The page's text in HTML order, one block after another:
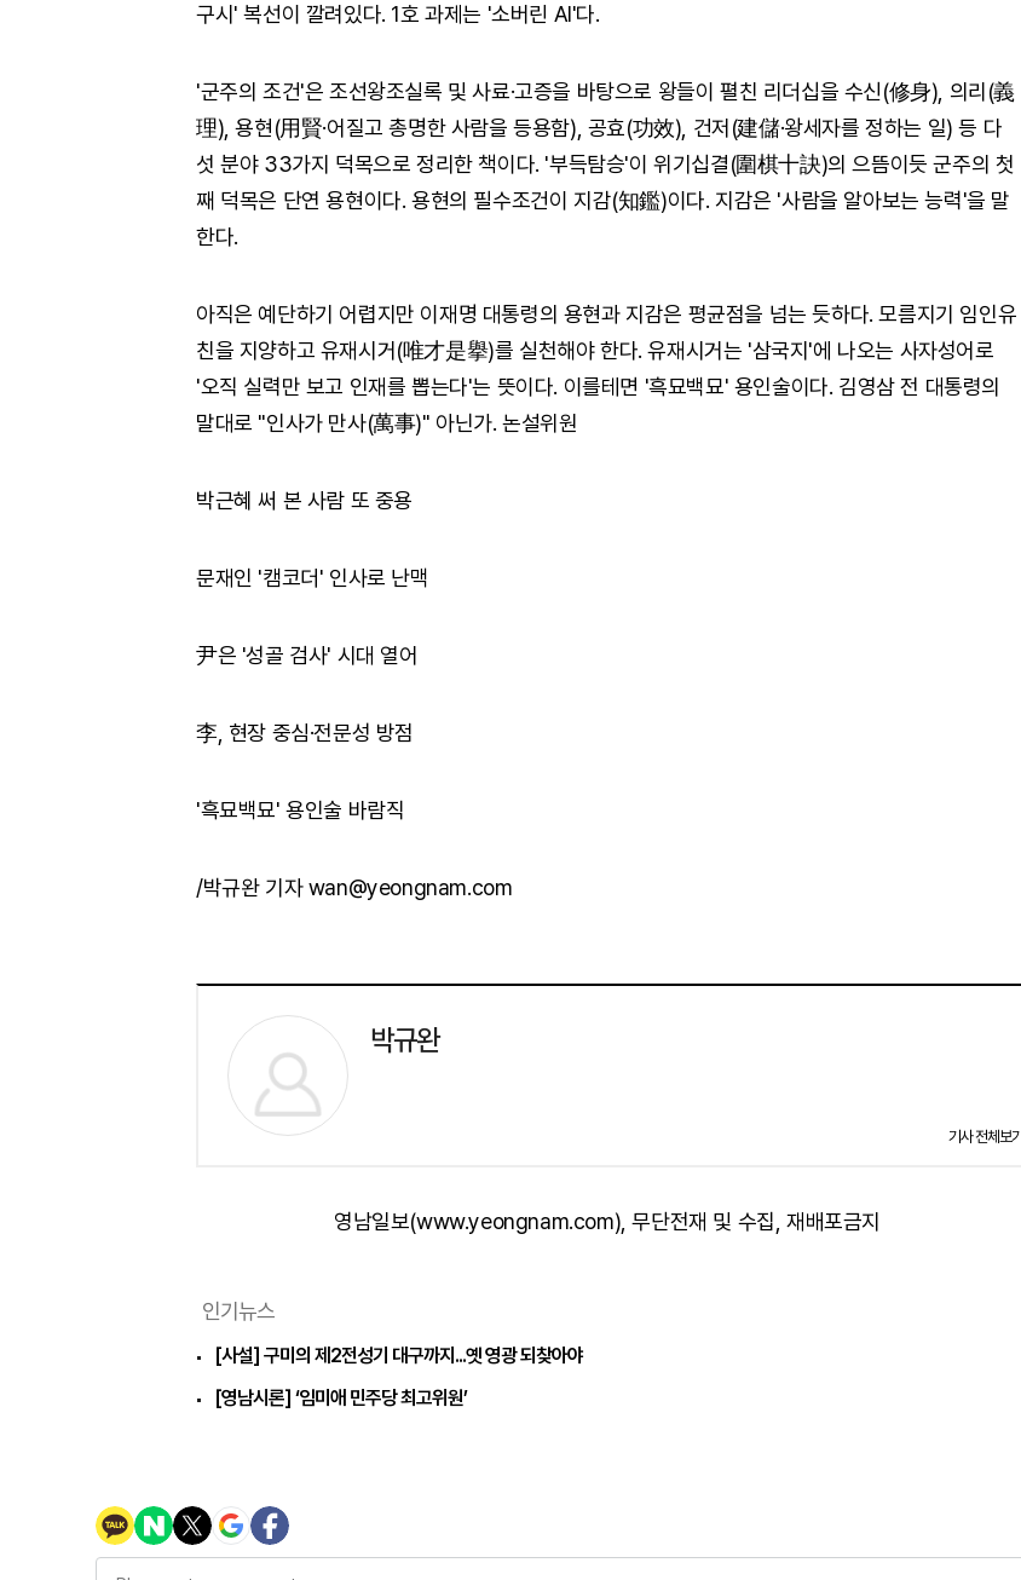
구시' 복선이 깔려있다. 1호 과제는 '소버린 AI'다.
'군주의 조건'은 조선왕조실록 및 사료·고증을 바탕으로 왕들이 펼친 리더십을 수신(修身), 의리(義
理), 용현(用賢·어질고 총명한 사람을 등용함), 공효(功效), 건저(建儲·왕세자를 정하는 일) 등 다
섯 분야 33가지 덕목으로 정리한 책이다. '부득탐승'이 위기십결(圍棋十訣)의 으뜸이듯 군주의 첫
째 덕목은 단연 용현이다. 용현의 필수조건이 지감(知鑑)이다. 지감은 '사람을 알아보는 능력'을 말
한다.
아직은 예단하기 어렵지만 이재명 대통령의 용현과 지감은 평균점을 넘는 듯하다. 모름지기 임인유
친을 지양하고 유재시거(唯才是擧)를 실천해야 한다. 유재시거는 '삼국지'에 나오는 사자성어로
'오직 실력만 보고 인재를 뽑는다'는 뜻이다. 이를테면 '흑묘백묘' 용인술이다. 김영삼 전 대통령의
말대로 "인사가 만사(萬事)" 아닌가. 논설위원
박근혜 써 본 사람 또 중용
문재인 '캠코더' 인사로 난맥
尹은 '성골 검사' 시대 열어
李, 현장 중심·전문성 방점
'흑묘백묘' 용인술 바람직
/박규완 기자 wan@yeongnam.com
박규완
기사 전체보기
영남일보(www.yeongnam.com), 무단전재 및 수집, 재배포금지
인기뉴스
[사설] 구미의 제2전성기 대구까지...옛 영광 되찾아야
[영남시론] ‘임미애 민주당 최고위원’